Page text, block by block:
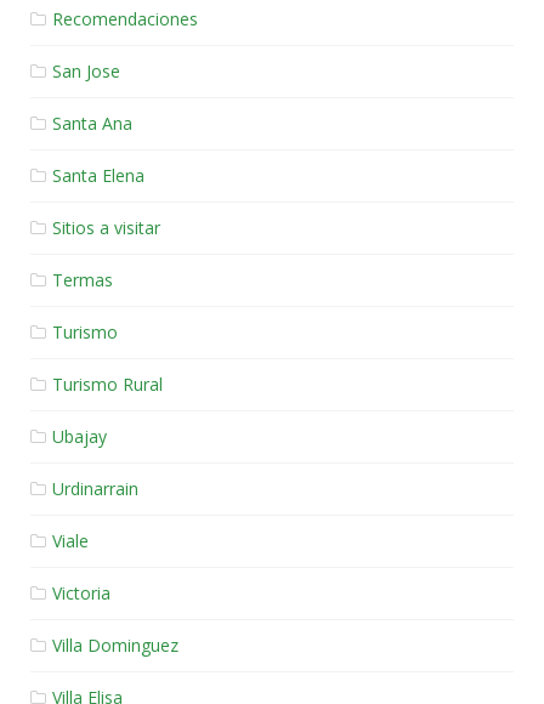
Recomendaciones
San Jose
Santa Ana
Santa Elena
Sitios a visitar
Termas
Turismo
Turismo Rural
Ubajay
Urdinarrain
Viale
Victoria
Villa Dominguez
Villa Elisa